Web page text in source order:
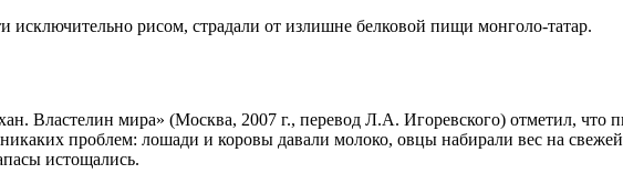
исключительно рисом, страдали от излишне белковой пищи монголо-татар.
Властелин мира» (Москва, 2007 г., перевод Л.А. Игоревского) отметил, что
проблем: лошади и коровы давали молоко, овцы набирали вес на
истощались.